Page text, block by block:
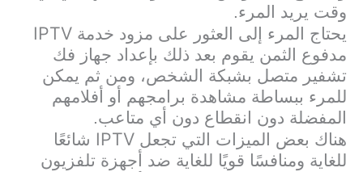
وقت يريد المرء.
يحتاج المرء إلى العثور على مزود خدمةIPTV
مدفوع الثمن يقوم بعد ذلك بإعداد جهاز فك
تشفير متصل بشبكة الشخص، ومن ثم يمكن
للمرء ببساطة مشاهدة برامجهم أو أفلامهم
المفضلة دون انقطاع دون أي متاعب.
هناك بعض الميزات التي تجعلIPTV شائعًا
للغاية ومنافسًا قويًا للغاية ضد أجهزة تلفزيون